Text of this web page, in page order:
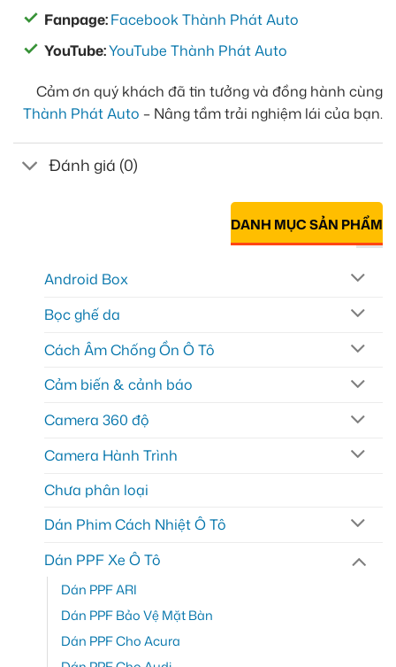
Fanpage:Facebook Thành Phát Auto
YouTube:YouTube Thành Phát Auto
Cảm ơn quý khách đã tin tưởng và đồng hành cùng
Thành Phát Auto – Nâng tầm trải nghiệm lái của bạn.
Đánh giá (0)
DANH MỤC SẢN PHẨM
Android Box
Bọc ghế da
Cách Âm Chống Ồn Ô Tô
Cảm biến & cảnh báo
Camera 360 độ
Camera Hành Trình
Chưa phân loại
Dán Phim Cách Nhiệt Ô Tô
Dán PPF Xe Ô Tô
Dán PPF ARI
Dán PPF Bảo Vệ Mặt Bàn
Dán PPF Cho Acura